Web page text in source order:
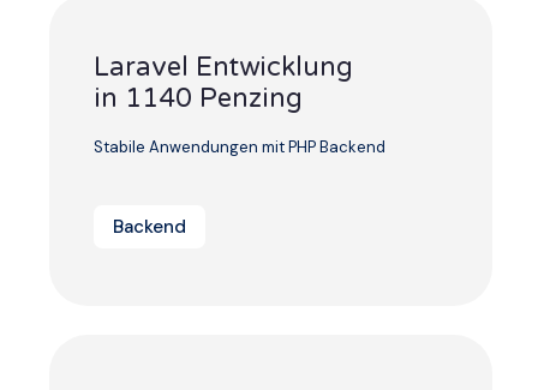
Laravel Entwicklung
in 1140 Penzing
Stabile Anwendungen mit PHP Backend
Backend